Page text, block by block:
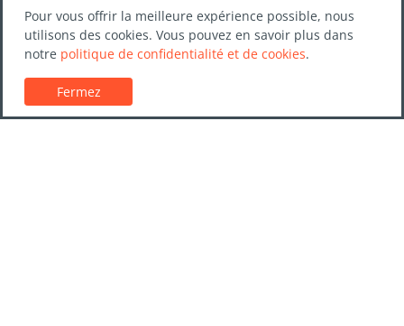
Pour vous offrir la meilleure expérience possible, nous
utilisons des cookies. Vous pouvez en savoir plus dans
notre politique de confidentialité et de cookies.
Fermez